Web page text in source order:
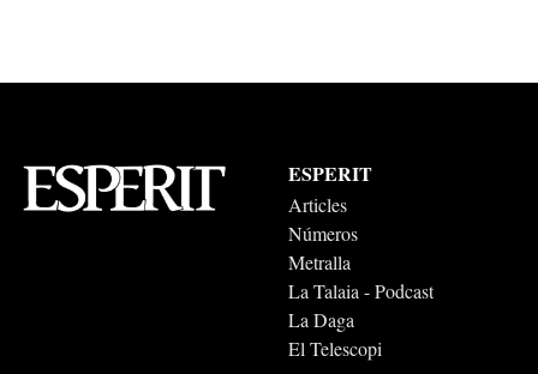
ESPERIT
Articles
Números
Metralla
La Talaia - Podcast
La Daga
El Telescopi